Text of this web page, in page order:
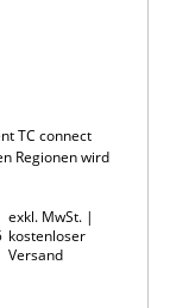
TC connect
Regionen wird
exkl. MwSt. |
kostenloser
Versand